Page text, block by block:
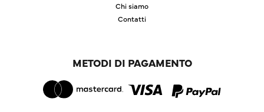
Chi siamo
Contatti
METODI DI PAGAMENTO